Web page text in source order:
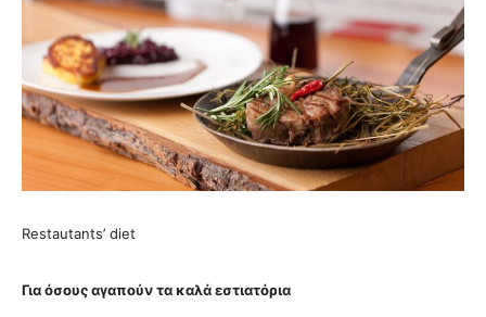
Restautants’ diet
Για όσους αγαπούν τα καλά εστιατόρια